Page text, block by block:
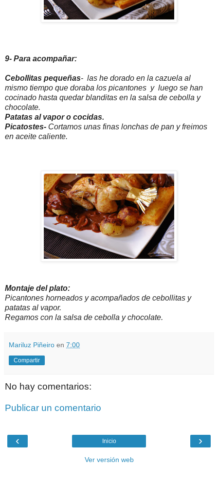
9- Para acompañar:
Cebollitas pequeñas- las he dorado en la cazuela al
mismo tiempo que doraba los picantones y luego se han
cocinado hasta quedar blanditas en la salsa de cebolla y
chocolate.
Patatas al vapor o cocidas.
Picatostes- Cortamos unas finas lonchas de pan y freimos
en aceite caliente.
Montaje del plato:
Picantones horneados y acompañados de cebollitas y
patatas al vapor.
Regamos con la salsa de cebolla y chocolate.
Mariluz Piñeiro en 7:00
Compartir
No hay comentarios:
Publicar un comentario
‹ ›
Inicio
Ver versión web